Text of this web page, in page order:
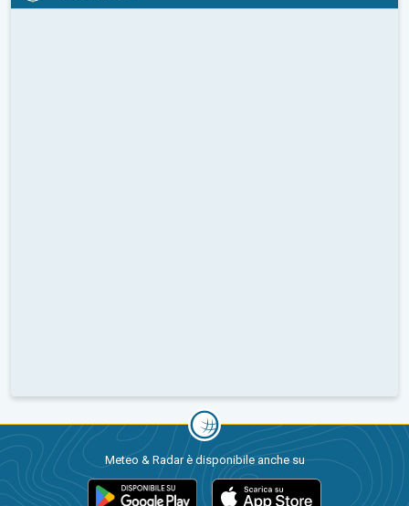
Meteo & Radar è disponibile anche su